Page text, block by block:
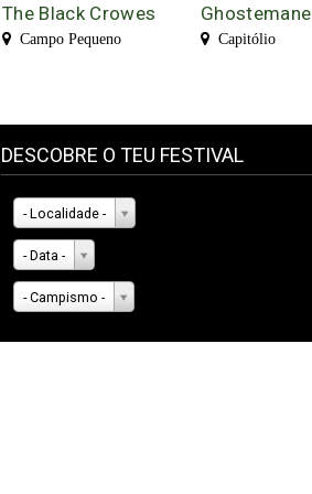
The Black Crowes
Campo Pequeno
Ghostemane
Capitólio
DESCOBRE O TEU FESTIVAL
- Localidade -
- Data -
- Campismo -